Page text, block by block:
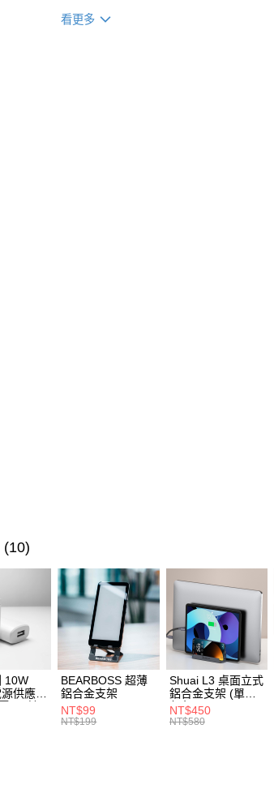
看更多
(10)
10W
供應器
(適
小電流
BEARBOSS 超薄
鋁合金支架
NT$99
NT$199
Shuai L3 桌面立式
鋁合金支架 (單夾 /
灰色)
NT$450
NT$580